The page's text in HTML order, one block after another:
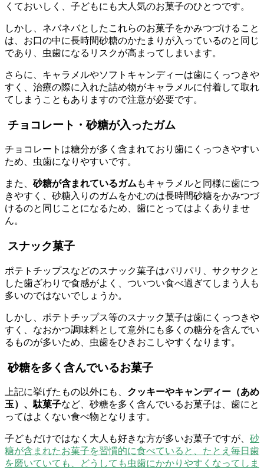
くておいしく、子どもにも大人気のお菓子のひとつです。
しかし、ネバネバとしたこれらのお菓子をかみつづけること
は、お口の中に長時間砂糖のかたまりが入っているのと同じ
であり、虫歯になるリスクが高まってしまいます。
さらに、キャラメルやソフトキャンディーは歯にくっつきや
すく、治療の際に入れた詰め物がキャラメルに付着して取れ
てしまうこともありますので注意が必要です。
チョコレート・砂糖が入ったガム
チョコレートは糖分が多く含まれており歯にくっつきやすい
ため、虫歯になりやすいです。
また、 砂糖が含まれているガム もキャラメルと同様に歯につ
きやすく、砂糖入りのガムをかむのは長時間砂糖をかみつづ
けるのと同じことになるため、歯にとってはよくありませ
ん。
スナック菓子
ポテトチップスなどのスナック菓子はパリパリ、サクサクと
した歯ざわりで食感がよく、ついつい食べ過ぎてしまう人も
多いのではないでしょうか。
しかし、ポテトチップス等のスナック菓子は歯にくっつきや
すく、なおかつ調味料として意外にも多くの糖分を含んでい
るものが多いため、虫歯をひきおこしやすくなります。
砂糖を多く含んでいるお菓子
上記に挙げたもの以外にも、 クッキーやキャンディー（あめ
玉）、駄菓子など、砂糖を多く含んでいるお菓子は、歯にと
ってはよくない食べ物となります。
子どもだけではなく大人も好きな方が多いお菓子ですが、 砂
糖が含まれたお菓子を習慣的に食べていると、たとえ毎日歯
を磨いていても、どうしても虫歯にかかりやすくなってしま